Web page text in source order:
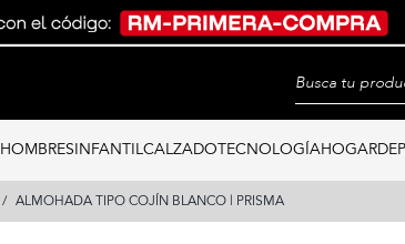
HOMBRESINFANTILCALZADOTECNOLOGÍAHOGAR
ALMOHADA TIPO COJÍN BLANCO | PRISMA